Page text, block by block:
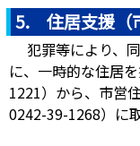
5. 住居支援（
犯罪等により、
に、一時的な住居
1221）から、市営
0242-39-1268）に